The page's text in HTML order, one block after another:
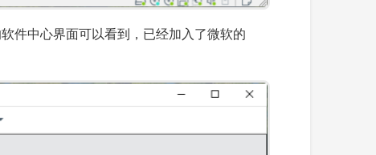
件中心界面可以看到，已经加入了微软的